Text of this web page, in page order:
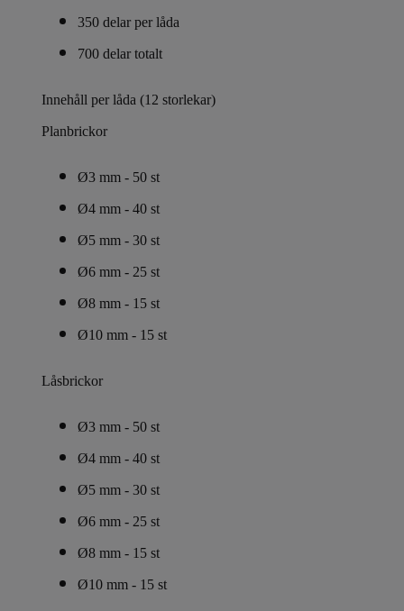
350 delar per låda
700 delar totalt
Innehåll per låda (12 storlekar)
Planbrickor
Ø3 mm - 50 st
Ø4 mm - 40 st
Ø5 mm - 30 st
Ø6 mm - 25 st
Ø8 mm - 15 st
Ø10 mm - 15 st
Låsbrickor
Ø3 mm - 50 st
Ø4 mm - 40 st
Ø5 mm - 30 st
Ø6 mm - 25 st
Ø8 mm - 15 st
Ø10 mm - 15 st